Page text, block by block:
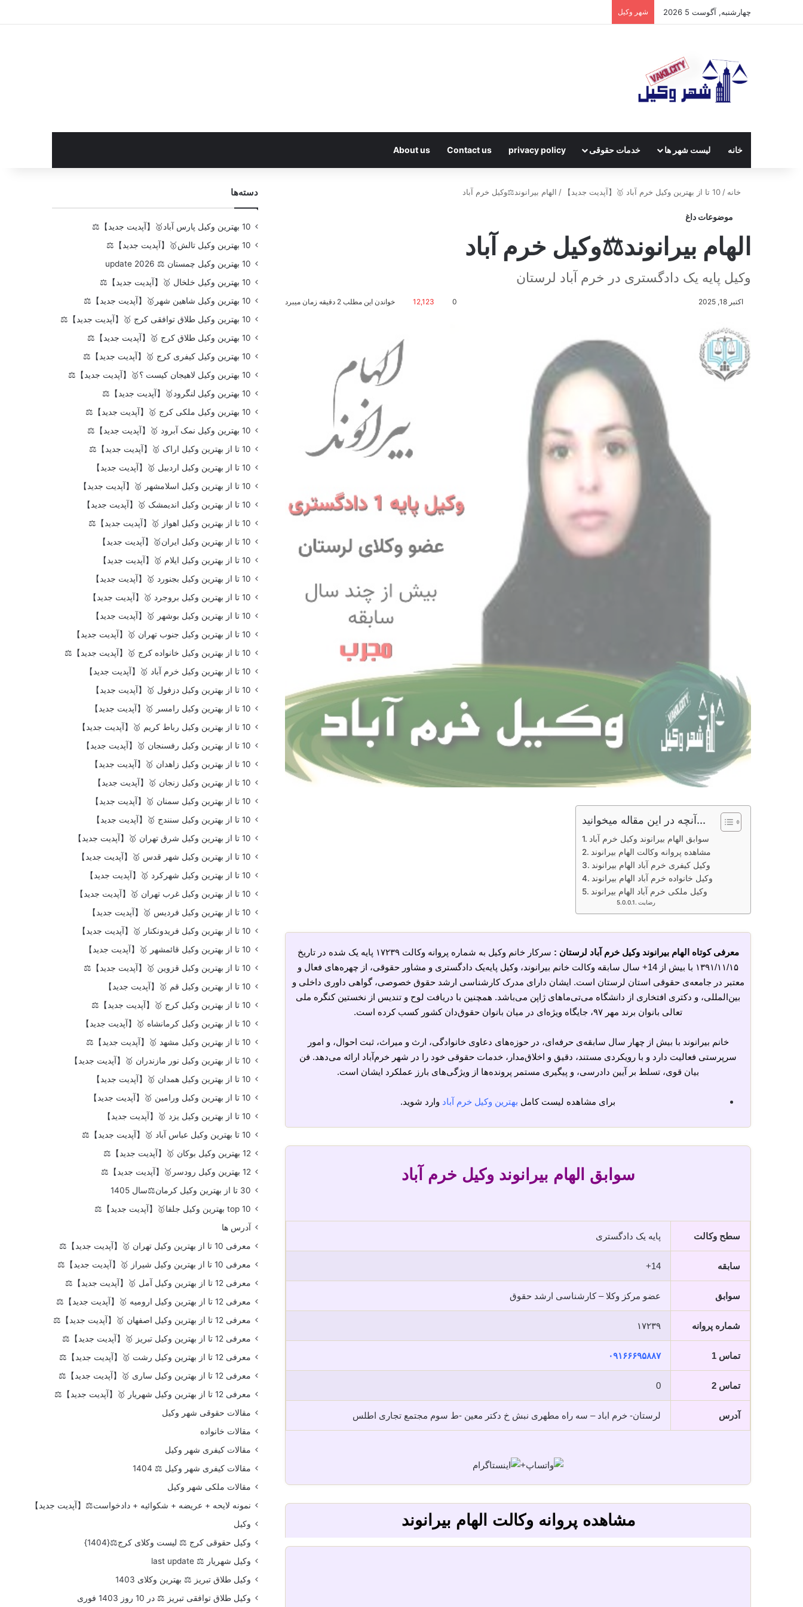
چهارشنبه, آگوست 5 2026 شهر وکیل
خانه لیست شهر ها خدمات حقوقی privacy policy
Contact us
About us
خانه / 10 تا از بهترین وکیل خرم آباد 🥇【آپدیت جدید】 / الهام بیرانوند⚖️وکیل خرم آباد
موضوعات داغ
الهام بیرانوند⚖️وکیل خرم آباد
وکیل پایه یک دادگستری در خرم آباد لرستان
اکتبر 18, 2025 0
12,123 خواندن این مطلب 2 دقیقه زمان میبرد
آنچه در این مقاله میخوانید...
سوابق الهام بیرانوند وکیل خرم آباد
مشاهده پروانه وکالت الهام بیرانوند
وکیل کیفری خرم آباد الهام بیرانوند
وکیل خانواده خرم آباد الهام بیرانوند
وکیل ملکی خرم آباد الهام بیرانوند
رضایت
معرفی کوتاه الهام بیرانوند وکیل خرم آباد لرستان : سرکار خانم وکیل به شماره پروانه وکالت ۱۷۲۳۹ پایه یک شده در تاریخ
۱۳۹۱/۱۱/۱۵ با بیش از 14+ سال سابقه وکالت
خانم بیرانوند، وکیل پایه‌یک دادگستری و مشاور حقوقی، از چهره‌های فعال و
معتبر در جامعه‌ی حقوقی استان لرستان است. ایشان دارای مدرک کارشناسی ارشد حقوق خصوصی، گواهی داوری داخلی و
بین‌المللی، و دکتری افتخاری از دانشگاه می‌تی‌ماهای ژاپن می‌باشد. همچنین با دریافت لوح و تندیس از نخستین کنگره ملی
تعالی بانوان برند مهر ۹۷، جایگاه ویژه‌ای در میان بانوان حقوق‌دان کشور کسب کرده است.
خانم بیرانوند با بیش از چهار سال سابقه‌ی حرفه‌ای، در حوزه‌های دعاوی خانوادگی، ارث و میراث، ثبت احوال، و امور
سرپرستی فعالیت دارد و با رویکردی مستند، دقیق و اخلاق‌مدار، خدمات حقوقی خود را در شهر خرم‌آباد ارائه می‌دهد. فن
بیان قوی، تسلط بر آیین دادرسی، و پیگیری مستمر پرونده‌ها از ویژگی‌های بارز عملکرد ایشان است.
برای مشاهده لیست کامل بهترین وکیل خرم آباد وارد شوید.
سوابق الهام بیرانوند وکیل خرم آباد
سطح وکالت پایه یک دادگستری
سابقه 14+
سوابق عضو مرکز وکلا – کارشناسی ارشد حقوق
شماره پروانه ۱۷۲۳۹
تماس 1 ۰۹۱۶۶۶۹۵۸۸۷
تماس 2 0
آدرس لرستان- خرم اباد – سه راه مطهری نبش خ دکتر معین -ط سوم مجتمع تجاری اطلس
+
مشاهده پروانه وکالت الهام بیرانوند
دسته‌ها
10 بهترین وکیل پارس آباد🥇【آپدیت جدید】⚖️
10 بهترین وکیل تالش🥇【آپدیت جدید】⚖️
10 بهترین وکیل چمستان ⚖️ update 2026
10 بهترین وکیل خلخال 🥇【آپدیت جدید】⚖️
10 بهترین وکیل شاهین شهر🥇【آپدیت جدید】⚖️
10 بهترین وکیل طلاق توافقی کرج 🥇【آپدیت جدید】⚖️
10 بهترین وکیل طلاق کرج 🥇【آپدیت جدید】⚖️
10 بهترین وکیل کیفری کرج 🥇【آپدیت جدید】⚖️
10 بهترین وکیل لاهیجان کیست ؟🥇【آپدیت جدید】⚖️
10 بهترین وکیل لنگرود🥇【آپدیت جدید】⚖️
10 بهترین وکیل ملکی کرج 🥇【آپدیت جدید】⚖️
10 بهترین وکیل نمک آبرود 🥇【آپدیت جدید】⚖️
10 تا از بهترین وکیل اراک 🥇【آپدیت جدید】⚖️
10 تا از بهترین وکیل اردبیل 🥇【آپدیت جدید】
10 تا از بهترین وکیل اسلامشهر 🥇【آپدیت جدید】
10 تا از بهترین وکیل اندیمشک 🥇【آپدیت جدید】
10 تا از بهترین وکیل اهواز 🥇【آپدیت جدید】⚖️
10 تا از بهترین وکیل ایران🥇【آپدیت جدید】
10 تا از بهترین وکیل ایلام 🥇【آپدیت جدید】
10 تا از بهترین وکیل بجنورد 🥇【آپدیت جدید】
10 تا از بهترین وکیل بروجرد 🥇【آپدیت جدید】
10 تا از بهترین وکیل بوشهر 🥇【آپدیت جدید】
10 تا از بهترین وکیل جنوب تهران 🥇【آپدیت جدید】
10 تا از بهترین وکیل خانواده کرج 🥇【آپدیت جدید】⚖️
10 تا از بهترین وکیل خرم آباد 🥇【آپدیت جدید】
10 تا از بهترین وکیل دزفول 🥇【آپدیت جدید】
10 تا از بهترین وکیل رامسر 🥇【آپدیت جدید】
10 تا از بهترین وکیل رباط کریم 🥇【آپدیت جدید】
10 تا از بهترین وکیل رفسنجان 🥇【آپدیت جدید】
10 تا از بهترین وکیل زاهدان 🥇【آپدیت جدید】
10 تا از بهترین وکیل زنجان 🥇【آپدیت جدید】
10 تا از بهترین وکیل سمنان 🥇【آپدیت جدید】
10 تا از بهترین وکیل سنندج 🥇【آپدیت جدید】
10 تا از بهترین وکیل شرق تهران 🥇【آپدیت جدید】
10 تا از بهترین وکیل شهر قدس 🥇【آپدیت جدید】
10 تا از بهترین وکیل شهرکرد 🥇【آپدیت جدید】
10 تا از بهترین وکیل غرب تهران 🥇【آپدیت جدید】
10 تا از بهترین وکیل فردیس 🥇【آپدیت جدید】
10 تا از بهترین وکیل فریدونکنار 🥇【آپدیت جدید】
10 تا از بهترین وکیل قائمشهر 🥇【آپدیت جدید】
10 تا از بهترین وکیل قزوین 🥇【آپدیت جدید】⚖️
10 تا از بهترین وکیل قم 🥇【آپدیت جدید】
10 تا از بهترین وکیل کرج 🥇【آپدیت جدید】⚖️
10 تا از بهترین وکیل کرمانشاه 🥇【آپدیت جدید】
10 تا از بهترین وکیل مشهد 🥇【آپدیت جدید】⚖️
10 تا از بهترین وکیل نور مازندران 🥇【آپدیت جدید】
10 تا از بهترین وکیل همدان 🥇【آپدیت جدید】
10 تا از بهترین وکیل ورامین 🥇【آپدیت جدید】
10 تا از بهترین وکیل یزد 🥇【آپدیت جدید】
10 تا بهترین وکیل عباس آباد 🥇【آپدیت جدید】⚖️
12 بهترین وکیل بوکان 🥇【آپدیت جدید】⚖️
12 بهترین وکیل رودسر🥇【آپدیت جدید】⚖️
30 تا از بهترین وکیل کرمان⚖️سال 1405
top 10 بهترین وکیل جلفا🥇【آپدیت جدید】⚖️
آدرس ها
معرفی 10 تا از بهترین وکیل تهران 🥇【آپدیت جدید】⚖️
معرفی 10 تا از بهترین وکیل شیراز 🥇【آپدیت جدید】⚖️
معرفی 12 تا از بهترین وکیل آمل 🥇【آپدیت جدید】⚖️
معرفی 12 تا از بهترین وکیل ارومیه 🥇【آپدیت جدید】⚖️
معرفی 12 تا از بهترین وکیل اصفهان 🥇【آپدیت جدید】⚖️
معرفی 12 تا از بهترین وکیل تبریز 🥇【آپدیت جدید】⚖️
معرفی 12 تا از بهترین وکیل رشت 🥇【آپدیت جدید】⚖️
معرفی 12 تا از بهترین وکیل ساری 🥇【آپدیت جدید】⚖️
معرفی 12 تا از بهترین وکیل شهریار 🥇【آپدیت جدید】⚖️
مقالات حقوقی شهر وکیل
مقالات خانواده
مقالات کیفری شهر وکیل
مقالات کیفری شهر وکیل ⚖️ 1404
مقالات ملکی شهر وکیل
نمونه لایحه + عریضه + شکوائیه + دادخواست⚖️【آپدیت جدید】
وکیل
وکیل حقوقی کرج ⚖️ لیست وکلای کرج⚖️{1404}
وکیل شهریار ⚖️ last update
وکیل طلاق تبریز ⚖️ بهترین وکلای 1403
وکیل طلاق توافقی تبریز ⚖️ در 10 روز 1403 فوری